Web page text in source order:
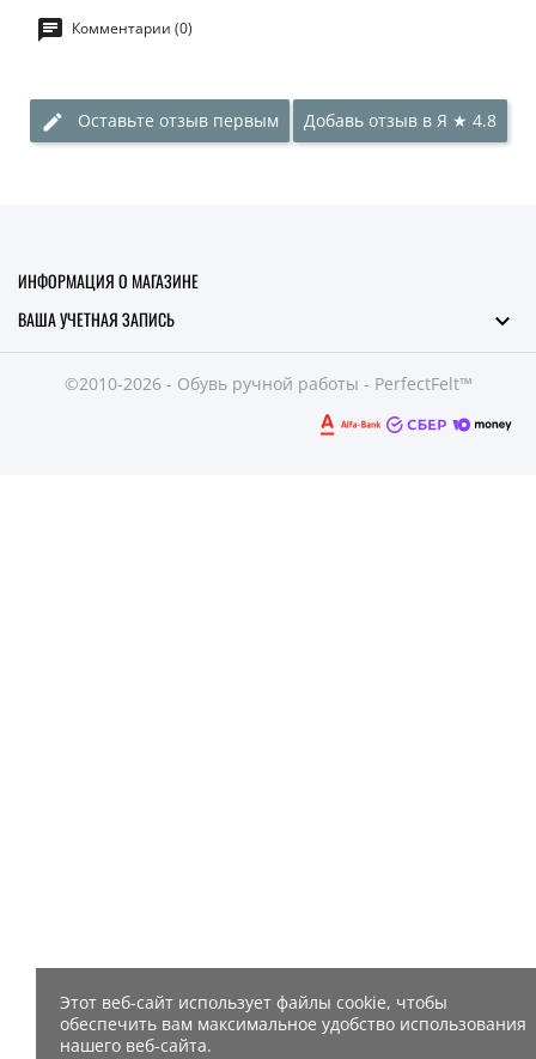
Этот веб-сайт использует файлы cookie, чтобы
обеспечить вам максимальное удобство использования
нашего веб-сайта.
Комментарии (0)
Оставьте отзыв первым Добавь отзыв в Я ★ 4.8
ИНФОРМАЦИЯ О МАГАЗИНЕ
ВАША УЧЕТНАЯ ЗАПИСЬ

©2010-2026 - Обувь ручной работы - PerfectFelt™